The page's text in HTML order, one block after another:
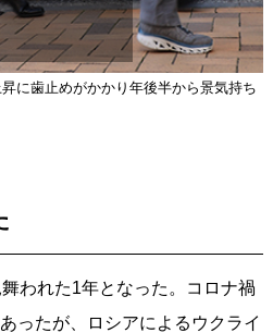
に歯止めがかかり年後半から景気持ち
われた1年となった。コロナ禍
ったが、ロシアによるウクライ